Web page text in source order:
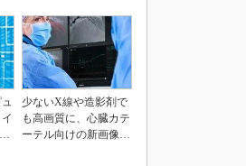
少ないX線や造影剤で
も高画質に、心臓カテ
ーテル向けの新画像技